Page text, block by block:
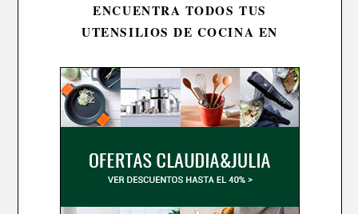
ENCUENTRA TODOS TUS
UTENSILIOS DE COCINA EN